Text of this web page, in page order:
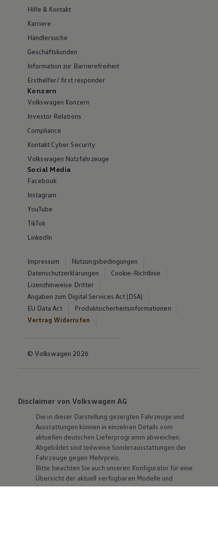
Hilfe & Kontakt
Karriere
Händlersuche
Geschäftskunden
Information zur Barrierefreiheit
Ersthelfer/ first responder
Konzern
Volkswagen Konzern
Investor Relations
Compliance
Kontakt Cyber Security
Volkswagen Nutzfahrzeuge
Social Media
Facebook
Instagram
YouTube
TikTok
LinkedIn
Impressum
Nutzungsbedingungen
Datenschutzerklärungen
Cookie-Richtlinie
Lizenzhinweise Dritter
Angaben zum Digital Services Act (DSA)
EU Data Act
Produktsicherheitsinformationen
Vertrag Widerrufen
© Volkswagen 2026
Disclaimer von Volkswagen AG
Die in dieser Darstellung gezeigten Fahrzeuge und
Ausstattungen können in einzelnen Details vom
aktuellen deutschen Lieferprogramm abweichen.
Abgebildet sind teilweise Sonderausstattungen der
Fahrzeuge gegen Mehrpreis.
Bitte beachten Sie auch unseren Konfigurator für eine
Übersicht der aktuell verfügbaren Modelle und
Ausstattungen.